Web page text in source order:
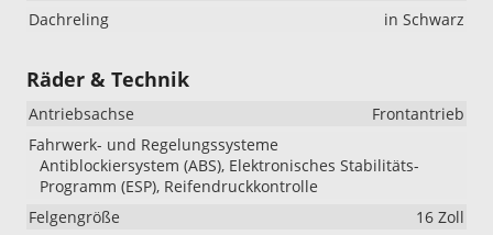
Dachreling
in Schwarz
Räder & Technik
Antriebsachse
Frontantrieb
Fahrwerk- und Regelungssysteme
Antiblockiersystem (ABS), Elektronisches Stabilitäts-
Programm (ESP), Reifendruckkontrolle
Felgengröße
16 Zoll